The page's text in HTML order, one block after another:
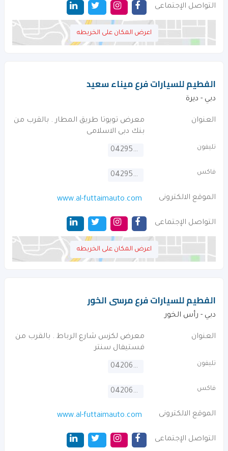
التواصل الإجتماعى
اعرض المكان على الخريطه
الفطيم للسيارات فرع ميناء سعيد
دبي - ديرة
العنوان
معرض تويوتا طريق المطار . بالقرب من
بنك دبى الاسلامى
تليفون 042954231
فاكس 042954916
الموقع الالكترونى www.al-futtaimauto.com
التواصل الإجتماعى
اعرض المكان على الخريطه
الفطيم للسيارات فرع مرسى الخور
دبي - رأس الخور
العنوان
معرض لكزس شارع الرباط . بالقرب من
فستيفال سنتر
تليفون 042066600
فاكس 042066611
الموقع الالكترونى www.al-futtaimauto.com
التواصل الإجتماعى